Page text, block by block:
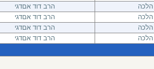
הלכה
הרב דוד אםדגי
הלכה
הרב דוד אםדגי
הלכה
הרב דוד אםדגי
הלכה
הרב דוד אםדגי